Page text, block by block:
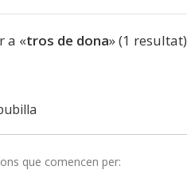
a «tros de dona» (1 resultat)
que comencen per: